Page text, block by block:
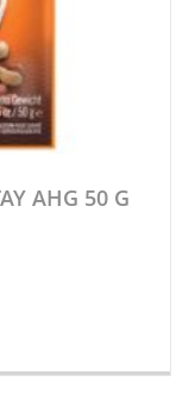
AHG 50 G